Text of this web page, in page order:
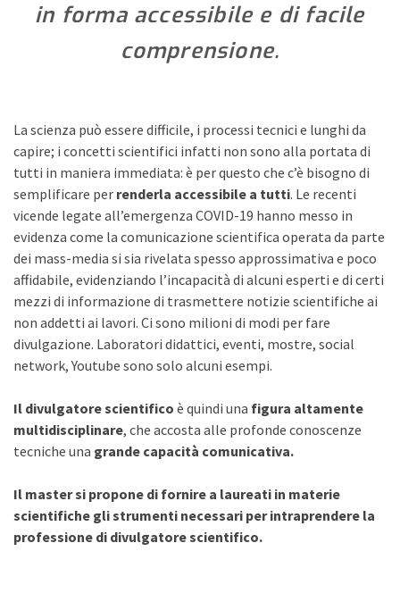
in forma accessibile e di facile
comprensione.
La scienza può essere difficile, i processi tecnici e lunghi da
capire; i concetti scientifici infatti non sono alla portata di
tutti in maniera immediata: è per questo che c’è bisogno di
semplificare per renderla accessibile a tutti. Le recenti
vicende legate all’emergenza COVID-19 hanno messo in
evidenza come la comunicazione scientifica operata da parte
dei mass-media si sia rivelata spesso approssimativa e poco
affidabile, evidenziando l’incapacità di alcuni esperti e di certi
mezzi di informazione di trasmettere notizie scientifiche ai
non addetti ai lavori. Ci sono milioni di modi per fare
divulgazione. Laboratori didattici, eventi, mostre, social
network, Youtube sono solo alcuni esempi.
Il divulgatore scientifico è quindi una figura altamente
multidisciplinare, che accosta alle profonde conoscenze
tecniche una grande capacità comunicativa.
Il master si propone di fornire a laureati in materie
scientifiche gli strumenti necessari per intraprendere la
professione di divulgatore scientifico.